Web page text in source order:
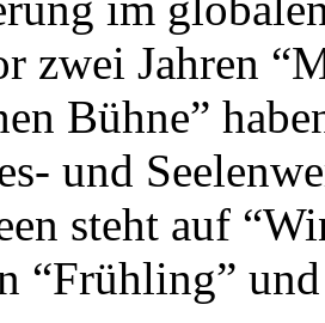
zwei Jahren
Bühne”
und
steht auf
“Frühling”